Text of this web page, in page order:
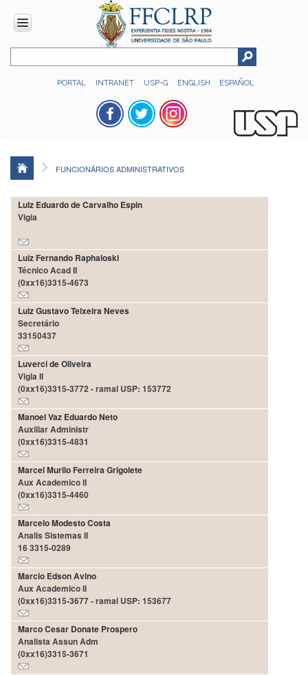
PORTAL INTRANET USP-G ENGLISH ESPAÑOL
INSTITUCIONAL
Histórico
Administração
Organograma
Relatório
Gestão
FFCLRP
-
60
anos
Departamentos
GRADUAÇÃO
Apresentação
Atendimento
Online
Comissões
Cursos
Curricularização
da
Extensão
Ingresso
Calendário
e
Horários
Estágios
Permanência
Estudantil
Formulários
Agremiações
FUNCIONÁRIOS ADMINISTRATIVOS
Luiz Eduardo de Carvalho Espin
Vigia
Luiz Fernando Raphaloski
Técnico Acad II
(0xx16)3315-4673
Luiz Gustavo Teixeira Neves
Secretário
33150437
Luverci de Oliveira
Vigia II
(0xx16)3315-3772 - ramal USP: 153772
Manoel Vaz Eduardo Neto
Auxiliar Administr
(0xx16)3315-4831
Marcel Murilo Ferreira Grigolete
Aux Academico II
(0xx16)3315-4460
Marcelo Modesto Costa
Analis Sistemas II
16 3315-0289
Marcio Edson Avino
Aux Academico II
(0xx16)3315-3677 - ramal USP: 153677
Marco Cesar Donate Prospero
Analista Assun Adm
(0xx16)3315-3671